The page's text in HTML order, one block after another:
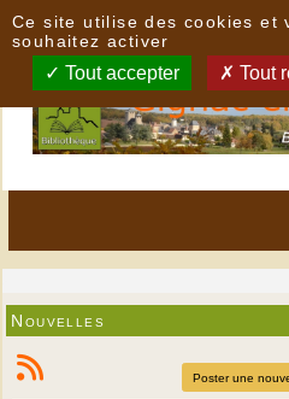
Nouvelles
Poster une
Ce site utilise des cookies et
souhaitez activer
Tout accepter Tout